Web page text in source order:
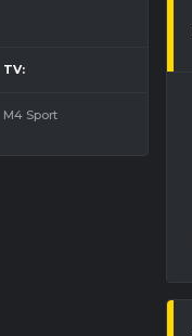
TV:
M4 Sport